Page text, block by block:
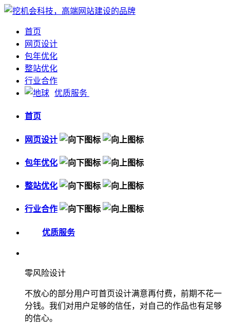
首页
网页设计
包年优化
整站优化
行业合作
优质服务
首页
网页设计
包年优化
整站优化
行业合作
优质服务
零风险设计
不放心的部分用户可首页设计满意再付费，前期不花一
分钱。我们对用户足够的信任，对自己的作品也有足够
的信心。